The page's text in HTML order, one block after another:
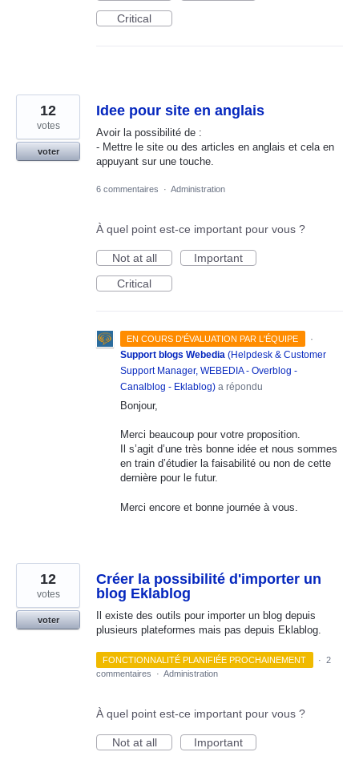
Critical
Idee pour site en anglais
Avoir la possibilité de :
- Mettre le site ou des articles en anglais et cela en
appuyant sur une touche.
12
votes
voter
6 commentaires · Administration
À quel point est-ce important pour vous ?
Not at all
Important
Critical
EN COURS D'ÉVALUATION PAR L'ÉQUIPE
·
Support blogs Webedia (Helpdesk & Customer
Support Manager, WEBEDIA - Overblog -
Canalblog - Eklablog) a répondu
Bonjour,
Merci beaucoup pour votre proposition.
Il s’agit d’une très bonne idée et nous sommes
en train d’étudier la faisabilité ou non de cette
dernière pour le futur.
Merci encore et bonne journée à vous.
Créer la possibilité d'importer un
blog Eklablog
Il existe des outils pour importer un blog depuis
plusieurs plateformes mais pas depuis Eklablog.
12
votes
voter
FONCTIONNALITÉ PLANIFIÉE PROCHAINEMENT · 2
commentaires
· Administration
À quel point est-ce important pour vous ?
Not at all
Important